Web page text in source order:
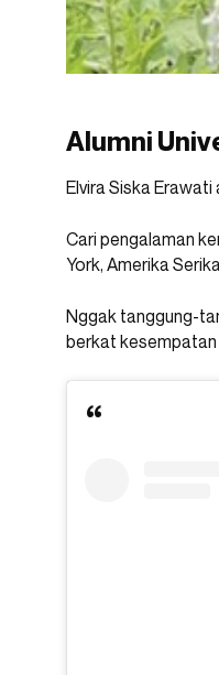
Alumni
Elvira Siska
Cari pengalaman
York, Amerika
Nggak tanggung-
berkat kesempatan